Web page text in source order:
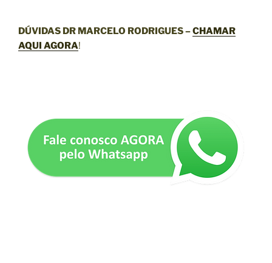
DÚVIDAS DR MARCELO RODRIGUES –CHAMAR
AQUI AGORA!